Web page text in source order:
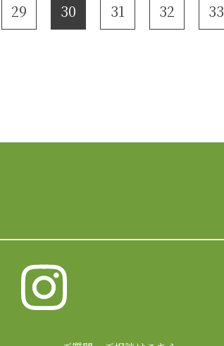
29 30 31 32 33